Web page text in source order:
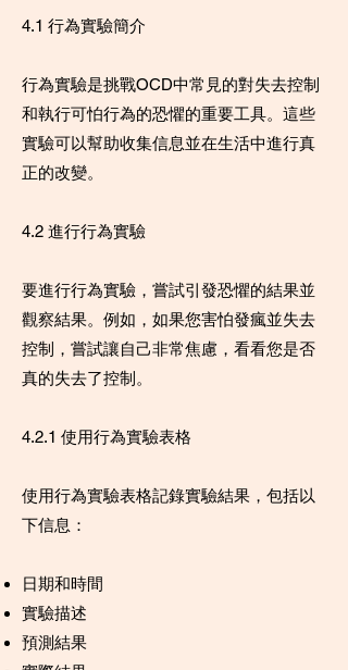
4.1 行為實驗簡介
行為實驗是挑戰OCD中常見的對失去控制
和執行可怕行為的恐懼的重要工具。這些
實驗可以幫助收集信息並在生活中進行真
正的改變。
4.2 進行行為實驗
要進行行為實驗，嘗試引發恐懼的結果並
觀察結果。例如，如果您害怕發瘋並失去
控制，嘗試讓自己非常焦慮，看看您是否
真的失去了控制。
4.2.1 使用行為實驗表格
使用行為實驗表格記錄實驗結果，包括以
下信息：
日期和時間
實驗描述
預測結果